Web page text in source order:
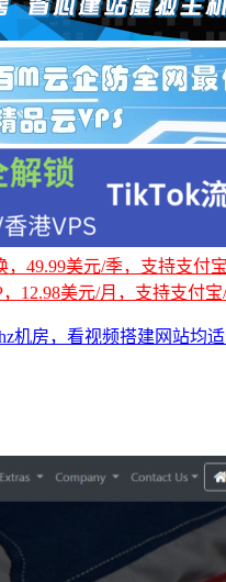
49.99美元/季，支持支付宝
12.98美元/月，支持支付宝/
机房，看视频搭建网站均